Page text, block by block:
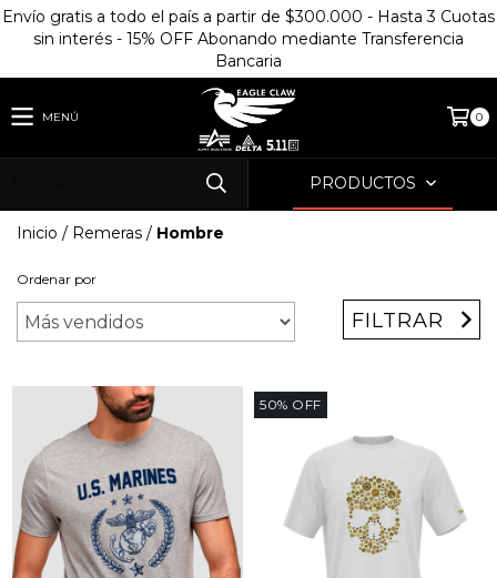
Envío gratis a todo el país a partir de $300.000 - Hasta 3 Cuotas
sin interés - 15% OFF Abonando mediante Transferencia
Bancaria
MENÚ 0
PRODUCTOS
Inicio / Remeras / Hombre
Ordenar por
FILTRAR
50% OFF